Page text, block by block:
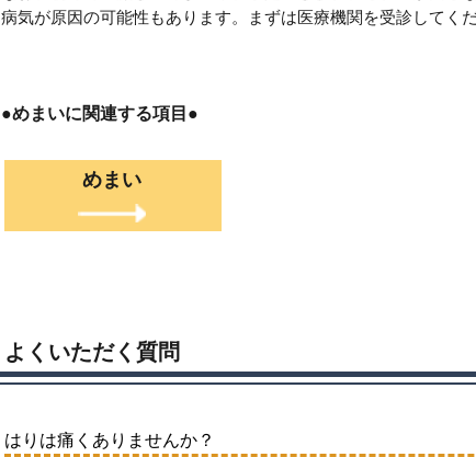
病気が原因の可能性もあります。まずは医療機関を受診してくだ
●めまいに関連する項目●
めまい
よくいただく質問
はりは痛くありませんか？